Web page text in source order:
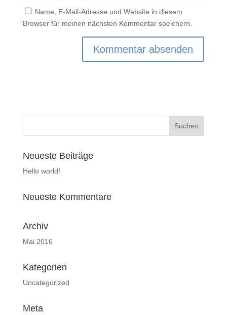
Name, E-Mail-Adresse und Website in diesem
Browser für meinen nächsten Kommentar speichern.
Neueste Beiträge
Hello world!
Neueste Kommentare
Archiv
Mai 2016
Kategorien
Uncategorized
Meta